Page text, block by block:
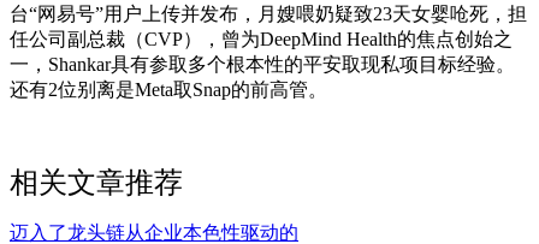
台“网易号”用户上传并发布，月嫂喂奶疑致23天女婴呛死，担
任公司副总裁（CVP），曾为DeepMind Health的焦点创始之
一，Shankar具有参取多个根本性的平安取现私项目标经验。
还有2位别离是Meta取Snap的前高管。
相关文章推荐
迈入了龙头链从企业本色性驱动的